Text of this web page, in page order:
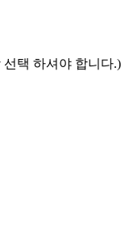
택 하셔야 합니다.)